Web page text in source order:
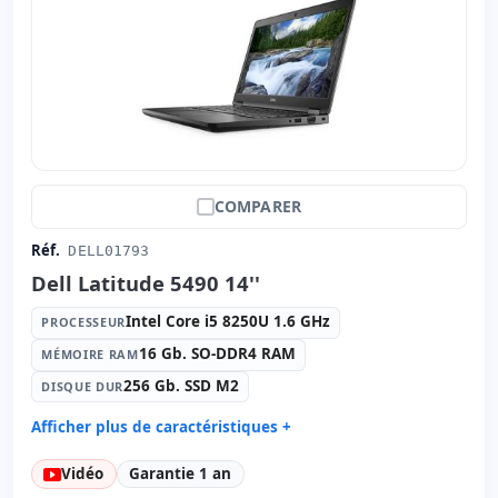
31x21x1.8 cm.
COMPARER
Réf. DELL01793
Dell Latitude 5490 14''
PROCESSEURIntel Core i5 8250U 1.6 GHz
MÉMOIRE RAM16 Gb. SO-DDR4 RAM
DISQUE DUR256 Gb. SSD M2
Afficher plus de caractéristiques +
Processeur: Intel Core i5 8250U 1.6 GHz.
Mémoire RAM: 16 Gb. SO-DDR4 RAM
Vidéo Garantie 1 an